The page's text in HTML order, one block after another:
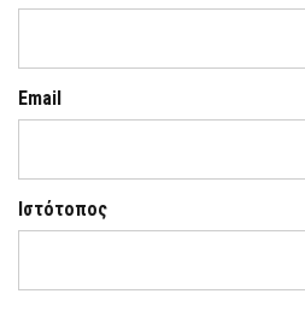
Email
Ιστότοπος